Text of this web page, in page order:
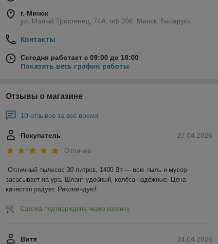
г. Минск
ул. Малый Тростенец, 74А, оф 206, Минск, Беларусь
Контакты
Сегодня работает с 09:00 до 18:00
Показать весь график работы
Отзывы о магазине
10 отзывов за всё время
27.04.2026
Покупатель
Отлично
Отличный пылесос 30 литров, 1400 Вт — всю пыль и мусор
засасывает на ура. Шланг удобный, колёса надёжные. Цена-
качество радует. Рекомендую!
Сделка подтверждена через корзину
24.04.2026
Витя